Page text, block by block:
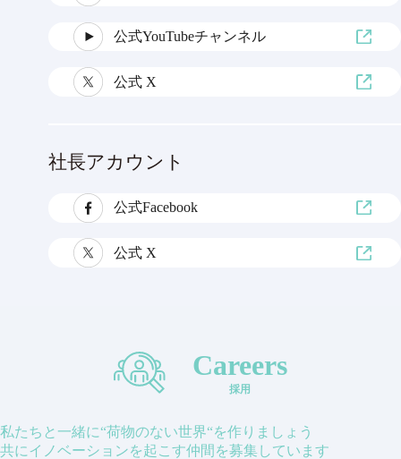
公式YouTubeチャンネル
公式 X
社長アカウント
公式Facebook
公式 X
Careers
採用
私たちと一緒に“荷物のない世界“を作りましょう
共にイノベーションを起こす仲間を募集しています